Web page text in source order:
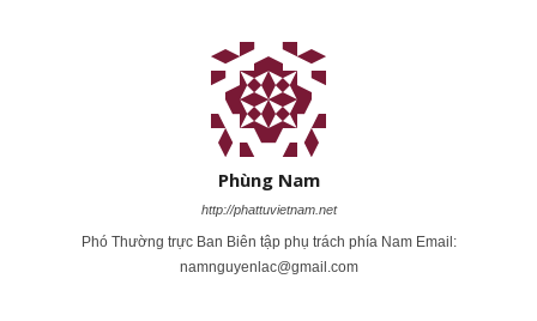
Phùng Nam
http://phattuvietnam.net
Phó Thường trực Ban Biên tập phụ trách phía Nam Email:
namnguyenlac@gmail.com